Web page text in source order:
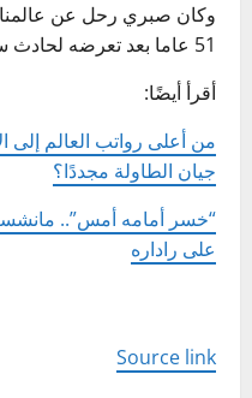
51 عاما بعد تعرضه لحادث سير مروع، في التجمع الخامس.
أقرأ أيضًا:
من أعلى رواتب العالم
جيان الطاولة مجددًا؟
“خسر أمامه أمس”..
على راداره
Source link